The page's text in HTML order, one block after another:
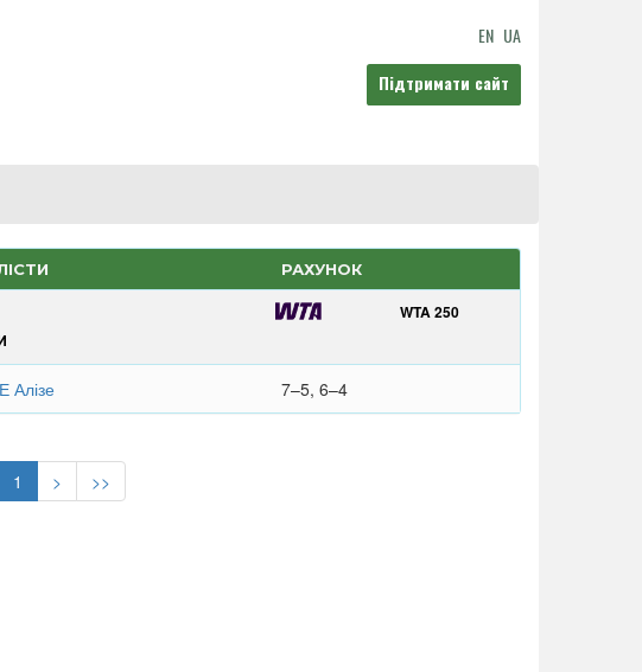
EN UA
Підтримати сайт
РАХУНОК
WTA 250
Алізе 7–5, 6–4
1 > >>